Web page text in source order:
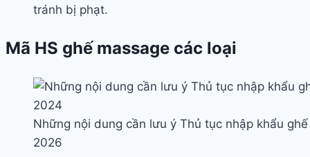
tránh bị phạt.
Mã HS ghế massage các loại
Những nội dung cần lưu ý Thủ tục nhập khẩu
2026